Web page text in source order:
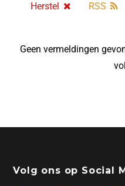
Herstel
RSS
Geen vermeldingen
Volg ons op Social